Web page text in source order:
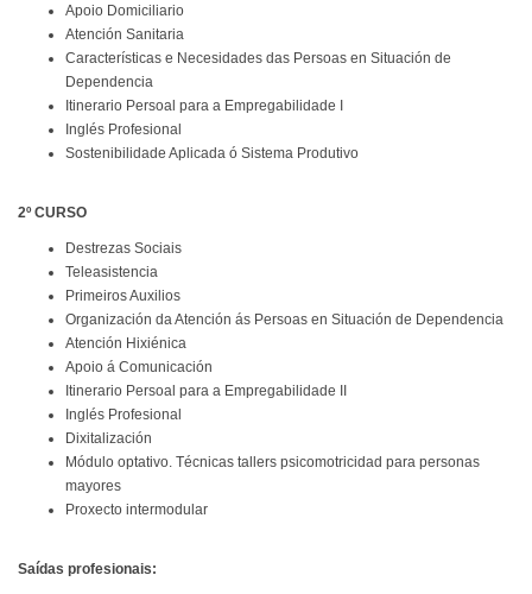
Apoio Domiciliario
Atención Sanitaria
Características e Necesidades das Persoas en Situación de
Dependencia
Itinerario Persoal para a Empregabilidade I
Inglés Profesional
Sostenibilidade Aplicada ó Sistema Produtivo
2º CURSO
Destrezas Sociais
Teleasistencia
Primeiros Auxilios
Organización da Atención ás Persoas en Situación de Dependencia
Atención Hixiénica
Apoio á Comunicación
Itinerario Persoal para a Empregabilidade II
Inglés Profesional
Dixitalización
Módulo optativo. Técnicas tallers psicomotricidad para personas
mayores
Proxecto intermodular
Saídas profesionais: